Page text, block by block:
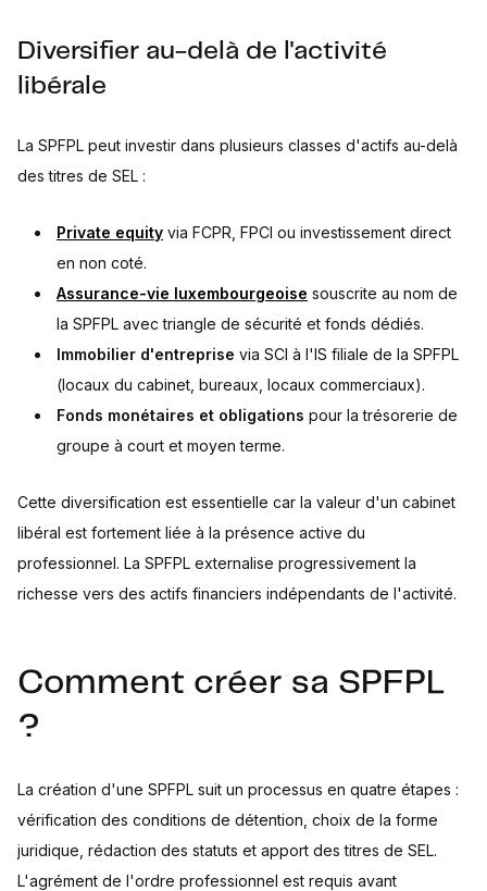
Diversifier au-delà de l'activité
libérale
La SPFPL peut investir dans plusieurs classes d'actifs au-delà
des titres de SEL :
Private equity via FCPR, FPCI ou investissement direct
en non coté.
Assurance-vie luxembourgeoise souscrite au nom de
la SPFPL avec triangle de sécurité et fonds dédiés.
Immobilier d'entreprise via SCI à l'IS filiale de la SPFPL
(locaux du cabinet, bureaux, locaux commerciaux).
Fonds monétaires et obligations pour la trésorerie de
groupe à court et moyen terme.
Cette diversification est essentielle car la valeur d'un cabinet
libéral est fortement liée à la présence active du
professionnel. La SPFPL externalise progressivement la
richesse vers des actifs financiers indépendants de l'activité.
Comment créer sa SPFPL
?
La création d'une SPFPL suit un processus en quatre étapes :
vérification des conditions de détention, choix de la forme
juridique, rédaction des statuts et apport des titres de SEL.
L'agrément de l'ordre professionnel est requis avant